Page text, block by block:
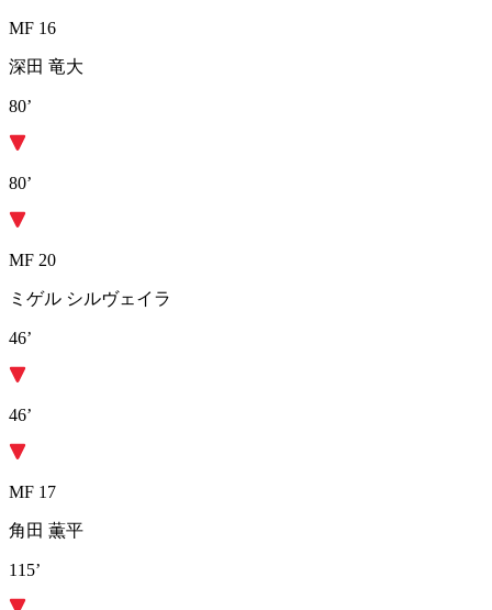
MF 16
深田 竜大
80’
80’
MF 20
ミゲル シルヴェイラ
46’
46’
MF 17
角田 薫平
115’